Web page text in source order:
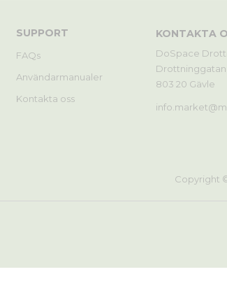
SUPPORT
FAQs
Användarmanualer
Kontakta oss
KONTAKTA
DoSpace
Drottninggatan
803 20 Gävle
Copyright